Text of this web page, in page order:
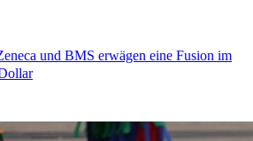
und BMS erwägen eine Fusion im